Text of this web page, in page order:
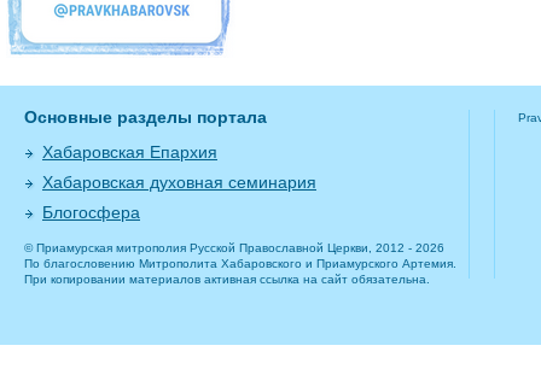
Основные разделы портала
Хабаровская Епархия
Хабаровская духовная семинария
Блогосфера
© Приамурская митрополия Русской Православной Церкви, 2012 - 2026
По благословению Митрополита Хабаровского и Приамурского Артемия.
При копировании материалов активная ссылка на сайт обязательна.